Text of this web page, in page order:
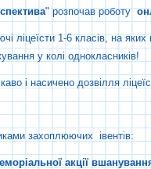
" розпочав роботу
ліцеїсти 1-6 класів, на
у колі однокласників!
і насичено дозвілля
захоплюючих івентів:
акції